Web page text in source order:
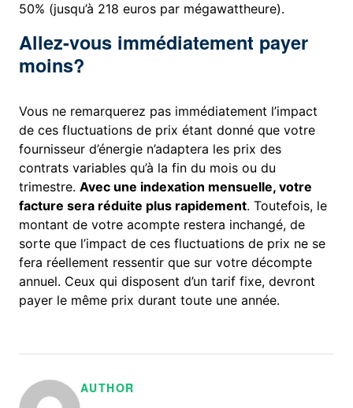
50% (jusqu’à 218 euros par mégawattheure).
Allez-vous immédiatement payer
moins?
Vous ne remarquerez pas immédiatement l’impact
de ces fluctuations de prix étant donné que votre
fournisseur d’énergie n’adaptera les prix des
contrats variables qu’à la fin du mois ou du
trimestre.Avec une indexation mensuelle, votre
facture sera réduite plus rapidement. Toutefois, le
montant de votre acompte restera inchangé, de
sorte que l’impact de ces fluctuations de prix ne se
fera réellement ressentir que sur votre décompte
annuel. Ceux qui disposent d’un tarif fixe, devront
payer le même prix durant toute une année.
AUTHOR